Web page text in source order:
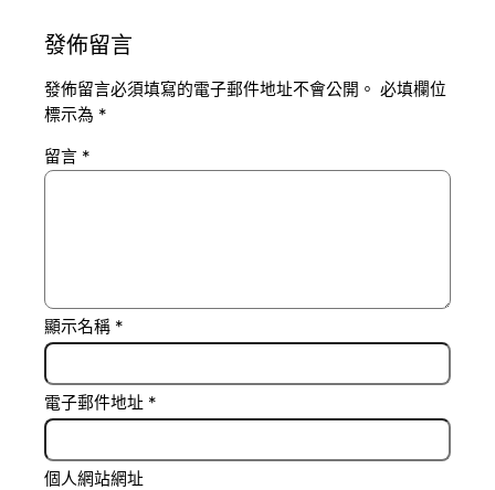
發佈留言
發佈留言必須填寫的電子郵件地址不會公開。 必填欄位
標示為 *
留言 *
顯示名稱 *
電子郵件地址 *
個人網站網址